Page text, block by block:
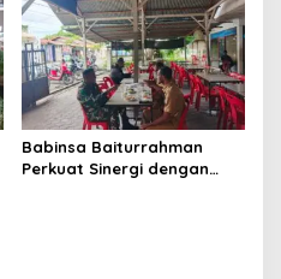
Jadi Kunci Sukses
Babinsa Baiturrahman
Perkuat Sinergi dengan